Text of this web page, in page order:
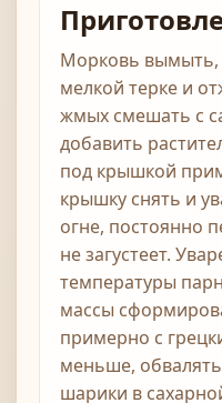
Морковь вымыть,
мелкой терке и
жмых смешать с
добавить
под крышкой
крышку снять и
огне, постоянно
не загустеет.
температуры
массы
примерно с
меньше,
шарики в